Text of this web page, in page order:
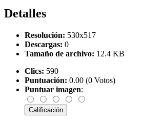
Detalles
Resolución: 530x517
Descargas: 0
Tamaño de archivo: 12.4 KB
Clics: 590
Puntuación: 0.00 (0 Votos)
Puntuar imagen: